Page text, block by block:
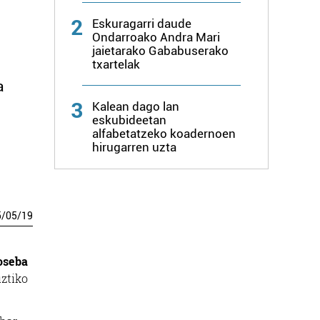
/05/19
2
Eskuragarri daude
Ondarroako Andra Mari
jaietarako Gababuserako
txartelak
3
Kalean dago lan
eskubideetan
alfabetatzeko koadernoen
hirugarren uzta